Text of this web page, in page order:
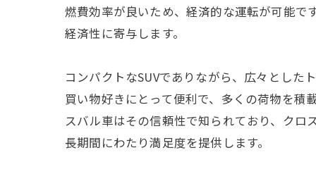
燃費効率が良いため、経済的な運転が可能で
経済性に寄与します。
コンパクトなSUVでありながら、広々とした
買い物好きにとって便利で、多くの荷物を積
スバル車はその信頼性で知られており、ク
長期間にわたり満足度を提供します。